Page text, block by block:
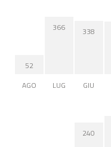
52
AGO
366
LUG
338
GIU
240